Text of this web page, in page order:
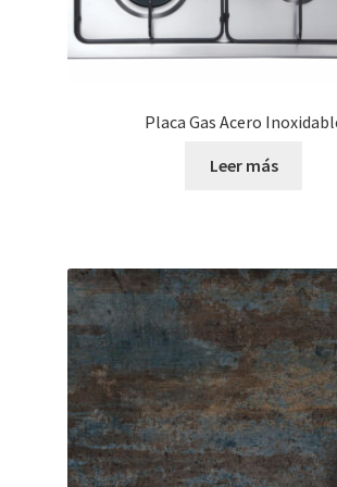
Placa Gas Acero
Leer más